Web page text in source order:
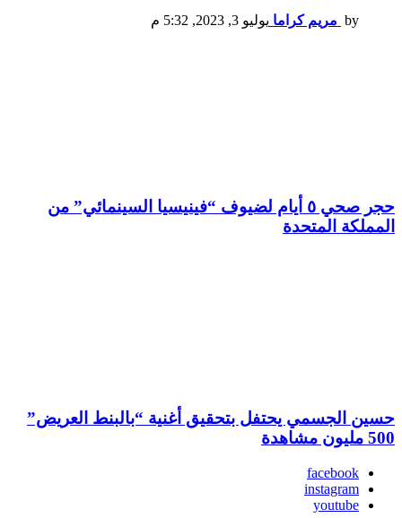
by مريم كراما يوليو 3, 2023, 5:32 م
حجر صحي ٥ أيام لضيوف “فينيسيا السينمائي” من
المملكة المتحدة
حسين الجسمي يحتفل بتحقيق أغنية “بالبنط العريض”
500 مليون مشاهدة
facebook
instagram
youtube